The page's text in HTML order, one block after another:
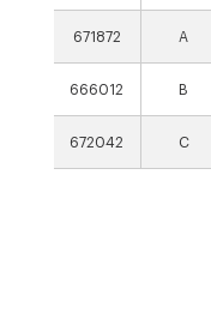
671872 A
666012 B
672042 C